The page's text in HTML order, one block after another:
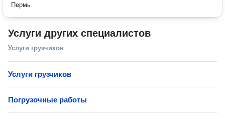
Пермь
Услуги других специалистов
Услуги грузчиков
Услуги грузчиков
Погрузочные работы